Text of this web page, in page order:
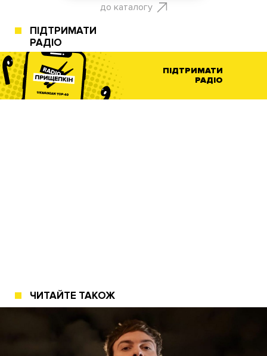
до каталогу
ПІДТРИМАТИ
РАДІО
ПІДТРИМАТИ
РАДІО
ЧИТАЙТЕ ТАКОЖ